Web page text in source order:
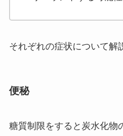
それぞれの症状について解
便秘
糖質制限をすると炭水化物